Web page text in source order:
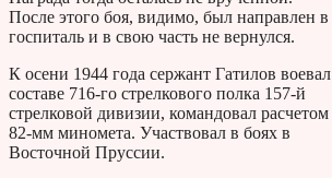
После этого боя, видимо, был направлен в
госпиталь и в свою часть не вернулся.
К осени 1944 года сержант Гатилов воевал
составе 716-го стрелкового полка 157-й
стрелковой дивизии, командовал расчетом
82-мм миномета. Участвовал в боях в
Восточной Пруссии.